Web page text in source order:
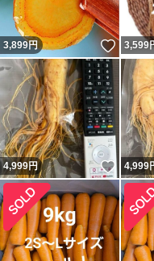
3,899円 いい
3,599
4,999円 いい
4,999